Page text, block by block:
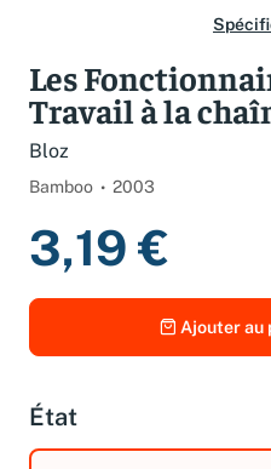
Les
Travail à la
Bloz
Bamboo 2003
3,19 €
Ajouter au
État